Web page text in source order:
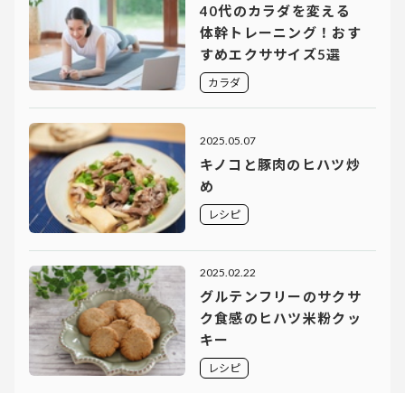
40代のカラダを変える
体幹トレーニング！おす
すめエクササイズ5選
カラダ
2025.05.07
キノコと豚肉のヒハツ炒
め
レシピ
2025.02.22
グルテンフリーのサクサ
ク食感のヒハツ米粉クッ
キー
レシピ